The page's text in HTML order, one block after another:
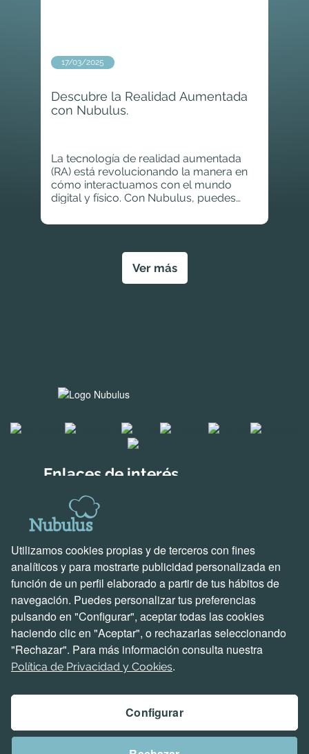
Descubre la Realidad Aumentada
con Nubulus.
17/03/2025
La tecnología de realidad aumentada
(RA) está revolucionando la manera en
cómo interactuamos con el mundo
digital y físico. Con Nubulus, puedes
que enriquecerán tu percepción visual y
Ver más
Enlaces de interés
Soluciones para empresas
Soluciones creadas por nosotros
Soporte y contacto
Ven a vernos
Escríbenos un correo
Llámanos ahora
Hablemos de proyectos
Problemas e incidencias
Utilizamos cookies propias y de terceros con fines
analíticos y para mostrarte publicidad personalizada en
función de un perfil elaborado a partir de tus hábitos de
navegación. Puedes personalizar tus preferencias
pulsando en "Configurar", aceptar todas las cookies
haciendo clic en "Aceptar", o rechazarlas seleccionando
"Rechazar". Para más información consulta nuestra
Política de Privacidad y Cookies.
Configurar